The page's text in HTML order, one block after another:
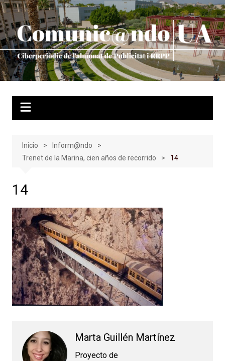
Saltar
al
contenido
Inicio
Inform@ndo
Trenet de la Marina, cien años de recorrido
14
14
Marta Guillén Martínez
Proyecto de